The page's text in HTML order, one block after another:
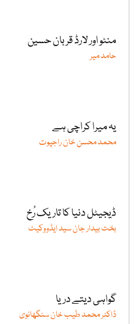
منٹو اور لارڈ قربان حسین
حامد میر
یہ میرا کراچی ہے
محمد محسن خان راجپوت
ڈیجیٹل دنیا کا تاریک رُخ
بخت بیدار جان سید ایڈووکیٹ
گواہی دیتے دریا
ڈاکٹر محمد طیب خان سنگھانوی